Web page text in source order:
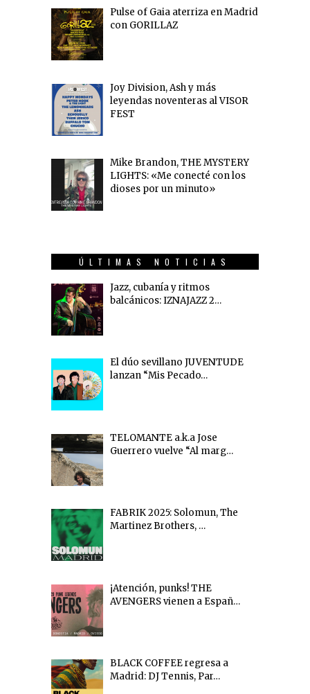
Pulse of Gaia aterriza en Madrid
con GORILLAZ
Joy Division, Ash y más
leyendas noventeras al VISOR
FEST
Mike Brandon, THE MYSTERY
LIGHTS: «Me conecté con los
dioses por un minuto»
ÚLTIMAS NOTICIAS
Jazz, cubanía y ritmos
balcánicos: IZNAJAZZ 2…
El dúo sevillano JUVENTUDE
lanzan “Mis Pecado…
TELOMANTE a.k.a Jose
Guerrero vuelve “Al marg…
FABRIK 2025: Solomun, The
Martinez Brothers, …
¡Atención, punks! THE
AVENGERS vienen a Españ…
BLACK COFFEE regresa a
Madrid: DJ Tennis, Par…